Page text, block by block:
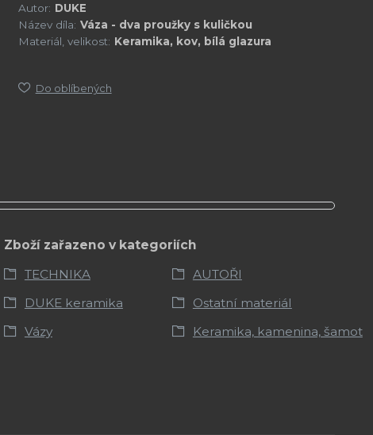
Autor: DUKE
Název díla: Váza - dva proužky s kuličkou
Materiál, velikost: Keramika, kov, bílá glazura
Do oblíbených
Zboží zařazeno v kategoriích
TECHNIKA
AUTOŘI
DUKE keramika
Ostatní materiál
Vázy
Keramika, kamenina, šamot